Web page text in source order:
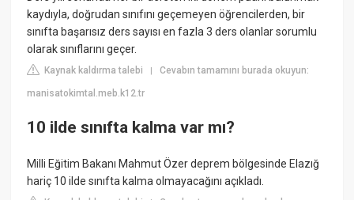
kaydıyla, doğrudan sınıfını geçemeyen öğrencilerden, bir
sınıfta başarısız ders sayısı en fazla 3 ders olanlar sorumlu
olarak sınıflarını geçer.
Kaynak kaldırma talebi |Cevabın tamamını burada okuyun:
manisatokimtal.meb.k12.tr
10 ilde sınıfta kalma var mı?
Milli Eğitim Bakanı Mahmut Özer deprem bölgesinde Elazığ
hariç 10 ilde sınıfta kalma olmayacağını açıkladı.